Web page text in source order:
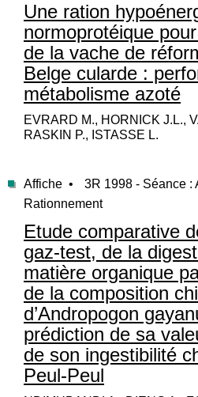
Une ration
normoprotéique
de la vache de
Belge cularde :
métabolisme azoté
EVRARD M., HORNICK J.L.,
RASKIN P., ISTASSE L.
Affiche •
3R 1998 - Séance :
Rationnement
Etude comparative
gaz-test, de la
matière organique
de la composition
d’Andropogon
prédiction de sa
de son ingestibilité
Peul-Peul